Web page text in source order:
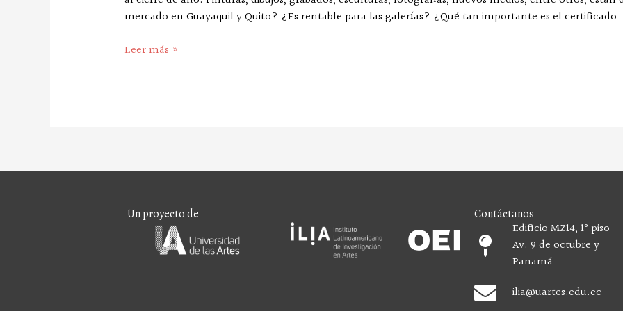
mercado en Guayaquil y Quito? ¿Es rentable para las galerías? ¿Qué tan importante es el certificado
Leer más »
Un proyecto de Contáctanos
Edificio MZ14, 1° piso
Av. 9 de octubre y
Panamá
ilia@uartes.edu.ec